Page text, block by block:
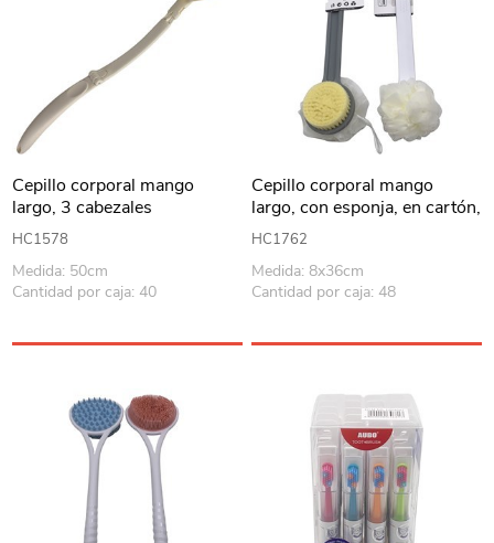
Cepillo corporal mango
largo, 3 cabezales
intercambiables mango
plegable, en caja
HC1578
Medida: 50cm
Cantidad por caja: 40
Cepillo corporal mango
largo, con esponja, en cartón,
varios colores
HC1762
Medida: 8x36cm
Cantidad por caja: 48